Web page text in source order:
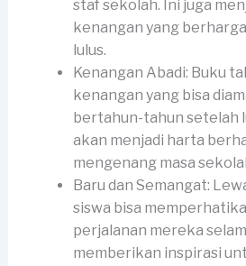
staf sekolah. Ini juga
kenangan yang
lulus.
Kenangan Abadi: Buku
kenangan yang bisa
bertahun-tahun setelah
akan menjadi harta
mengenang masa
Baru dan Semangat:
siswa bisa
perjalanan mereka
memberikan inspirasi